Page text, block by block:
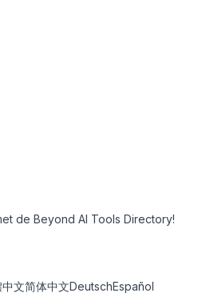
de Beyond AI Tools Directory!
文简体中文DeutschEspañol